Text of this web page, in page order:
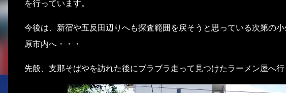
を行っています。
今後は、新宿や五反田辺りへも探査範囲を戻そうと思っている次第の
原市内へ・・・
先般、支那そばやを訪れた後にブラブラ走って見つけたラーメン屋へ